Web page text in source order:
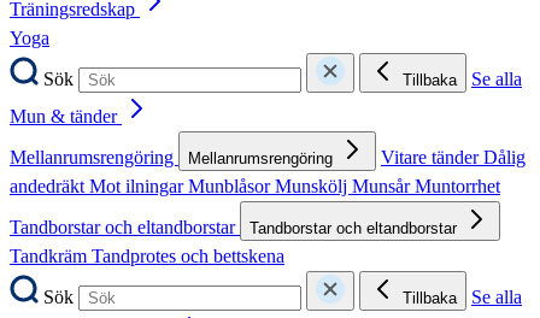
Träningsredskap
Yoga
Sök
Tillbaka
Se alla
Mun & tänder
Mellanrumsrengöring
Mellanrumsrengöring Vitare tänderDålig
andedräktMot ilningarMunblåsorMunskölj MunsårMuntorrhet
Tandborstar och eltandborstar
Tandborstar och eltandborstar
Tandkräm Tandprotes och bettskena
Sök
Tillbaka
Se alla